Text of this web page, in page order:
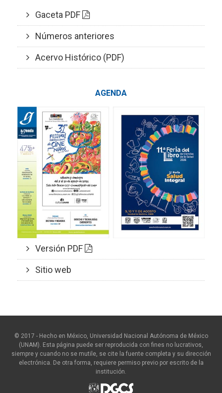
Gaceta PDF
Números anteriores
Acervo Histórico (PDF)
AGENDA
Versión PDF
Sitio web
© 2017 - Hecho en México, Universidad Nacional Autónoma de México
(UNAM). Esta página puede ser reproducida con fines no lucrativos,
siempre y cuando no se mutile, se cite la fuente completa y su dirección
electrónica. De otra forma, requiere permiso previo por escrito de la
institución.